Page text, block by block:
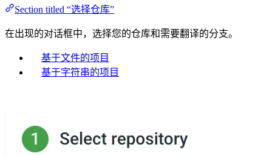
Section titled “选择仓库”
在出现的对话框中，选择您的仓库和需要翻译的分支。
基于文件的项目
基于字符串的项目